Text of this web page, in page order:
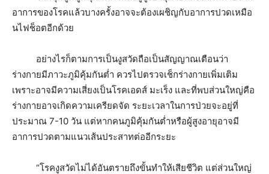
อาการของโรคแล้วบางครั้งอาจจะต้องเผชิญกับอาการปวดเหมือ
นไฟช็อตอีกด้วย
อย่างไรก็ตามการเป็นงูสวัดถือเป็นสัญญาณเตือนว่า
ร่างกายมีภาวะภูมิคุ้มกันต่ำ ควรไปตรวจเช็กร่างกายเพิ่มเติม
เพราะอาจมีความเสี่ยงเป็นโรคเอดส์ มะเร็ง และที่พบส่วนใหญ่คือ
ร่างกายอาจเกิดความเครียดจัด ระยะเวลาในการป่วยจะอยู่ที่
ประมาณ 7-10 วัน แต่หากคนภูมิคุ้มกันต่ำหรือผู้สูงอายุอาจมี
อาการปวดตามแนวเส้นประสาทต่ออีกระยะ
“โรคงูสวัดไม่ได้อันตรายถึงขั้นทำให้เสียชีวิต แต่ส่วนใหญ่